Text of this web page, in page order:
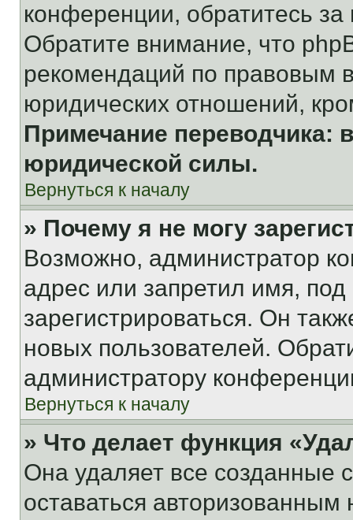
конференции, обратитесь
Обратите внимание, что
рекомендаций по правовым
юридических отношений,
Примечание переводчика:
юридической силы.
Вернуться к началу
» Почему я не могу
Возможно, администратор
адрес или запретил имя,
зарегистрироваться. Он
новых пользователей.
администратору
Вернуться к началу
» Что делает функция
Она удаляет все созданные
оставаться